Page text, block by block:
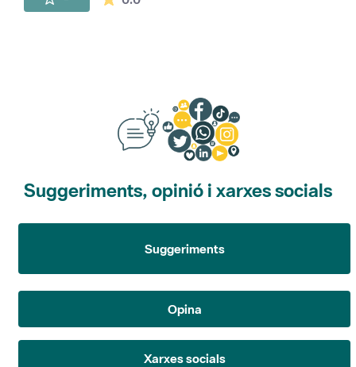
Suggeriments, opinió i xarxes socials
Suggeriments
Opina
Xarxes socials